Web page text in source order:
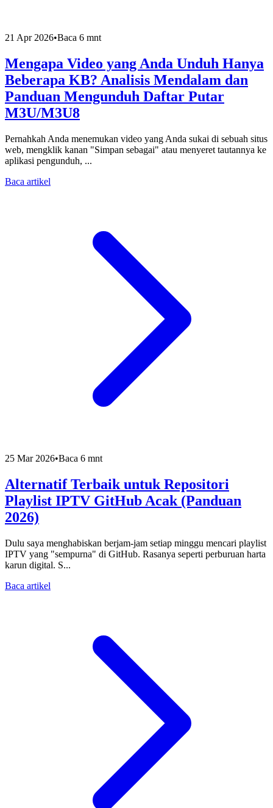
21 Apr 2026•Baca 6 mnt
Mengapa Video yang Anda Unduh Hanya
Beberapa KB? Analisis Mendalam dan
Panduan Mengunduh Daftar Putar
M3U/M3U8
Pernahkah Anda menemukan video yang Anda sukai di sebuah situs
web, mengklik kanan "Simpan sebagai" atau menyeret tautannya ke
aplikasi pengunduh, ...
Baca artikel
25 Mar 2026•Baca 6 mnt
Alternatif Terbaik untuk Repositori
Playlist IPTV GitHub Acak (Panduan
2026)
Dulu saya menghabiskan berjam-jam setiap minggu mencari playlist
IPTV yang "sempurna" di GitHub. Rasanya seperti perburuan harta
karun digital. S...
Baca artikel